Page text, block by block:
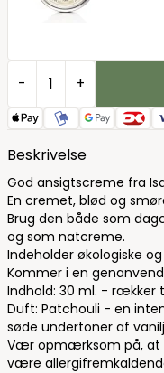
- +
Beskrivelse
God ansigtscreme fra
En cremet, blød og
Brug den både som
og som natcreme.
Indeholder økologiske
Kommer i en
Indhold: 30 ml. - rækker
Duft: Patchouli - en
søde undertoner af
Vær opmærksom på, at
være